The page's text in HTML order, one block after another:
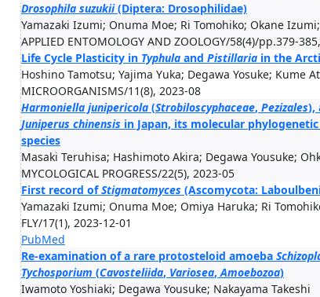
Drosophila suzukii(Diptera: Drosophilidae)
Yamazaki Izumi; Onuma Moe; Ri Tomohiko; Okane
APPLIED ENTOMOLOGY AND ZOOLOGY/58(4)/pp.379-
Life Cycle Plasticity in Typhula and Pistillaria in the
Hoshino Tamotsu; Yajima Yuka; Degawa Yosuke; Kume
MICROORGANISMS/11(8), 2023-08
Harmoniella junipericola (Strobiloscyphaceae, Pezizales),
Juniperus chinensis in Japan, its molecular
species
Masaki Teruhisa; Hashimoto Akira; Degawa Yousuke;
MYCOLOGICAL PROGRESS/22(5), 2023-05
First record ofStigmatomyces (Ascomycota:
Yamazaki Izumi; Onuma Moe; Omiya Haruka; Ri
FLY/17(1), 2023-12-01
PubMed
Re-examination of a rare protosteloid amoeba
Tychosporium (Cavosteliida, Variosea,Amoebozoa)
Iwamoto Yoshiaki; Degawa Yousuke; Nakayama Takeshi